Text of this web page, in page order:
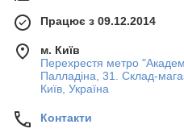
Працює з 09.12.2014
м. Київ
Перехрестя метро
Палладіна, 31. Склад-
Київ, Україна
Контакти